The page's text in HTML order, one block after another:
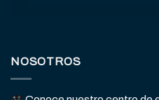
NOSOTROS